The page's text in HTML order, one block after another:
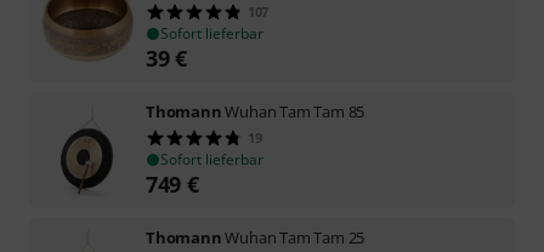
107
Sofort lieferbar
39€
ThomannWuhan Tam Tam 85
19
Sofort lieferbar
749 €
ThomannWuhan Tam Tam 25